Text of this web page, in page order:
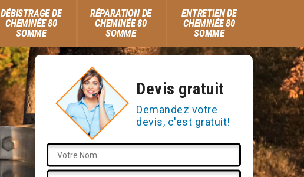
DÉBISTRAGE DE
CHEMINÉE 80
SOMME
RÉPARATION DE
CHEMINÉE 80
SOMME
ENTRETIEN DE
CHEMINÉE 80
SOMME
Devis gratuit
Demandez votre
devis, c'est gratuit!